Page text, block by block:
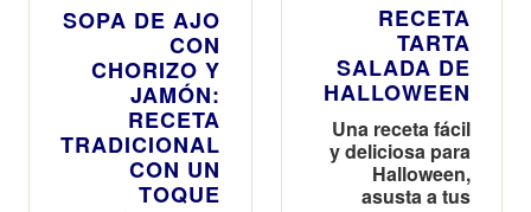
SOPA DE AJO
CON
CHORIZO Y
JAMÓN:
RECETA
TRADICIONAL
CON UN
TOQUE
RECETA
TARTA
SALADA DE
HALLOWEEN
Una receta fácil
y deliciosa para
Halloween,
asusta a tus